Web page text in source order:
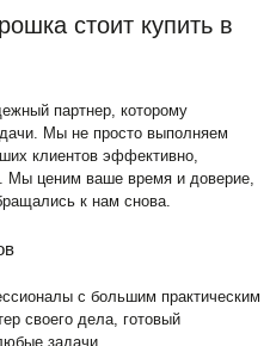
стоит купить в
партнер, которому
Мы не просто выполняем
клиентов эффективно,
Мы ценим ваше время и доверие,
к нам снова.
с большим практическим
своего дела, готовый
задачи.